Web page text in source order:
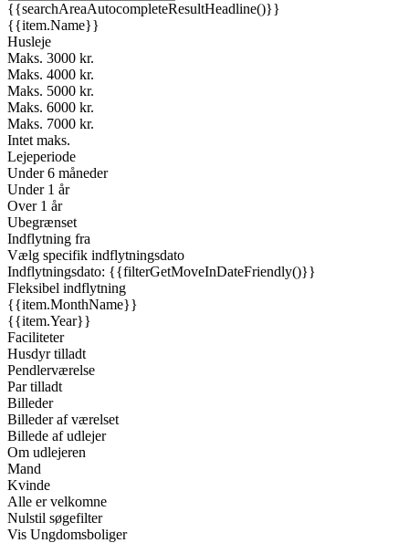
{{searchAreaAutocompleteResultHeadline()}}
{{item.Name}}
Husleje
Maks. 3000 kr.
Maks. 4000 kr.
Maks. 5000 kr.
Maks. 6000 kr.
Maks. 7000 kr.
Intet maks.
Lejeperiode
Under 6 måneder
Under 1 år
Over 1 år
Ubegrænset
Indflytning fra
Vælg specifik indflytningsdato
Indflytningsdato: {{filterGetMoveInDateFriendly()}}
Fleksibel indflytning
{{item.MonthName}}
{{item.Year}}
Faciliteter
Husdyr tilladt
Pendlerværelse
Par tilladt
Billeder
Billeder af værelset
Billede af udlejer
Om udlejeren
Mand
Kvinde
Alle er velkomne
Nulstil søgefilter
Vis Ungdomsboliger